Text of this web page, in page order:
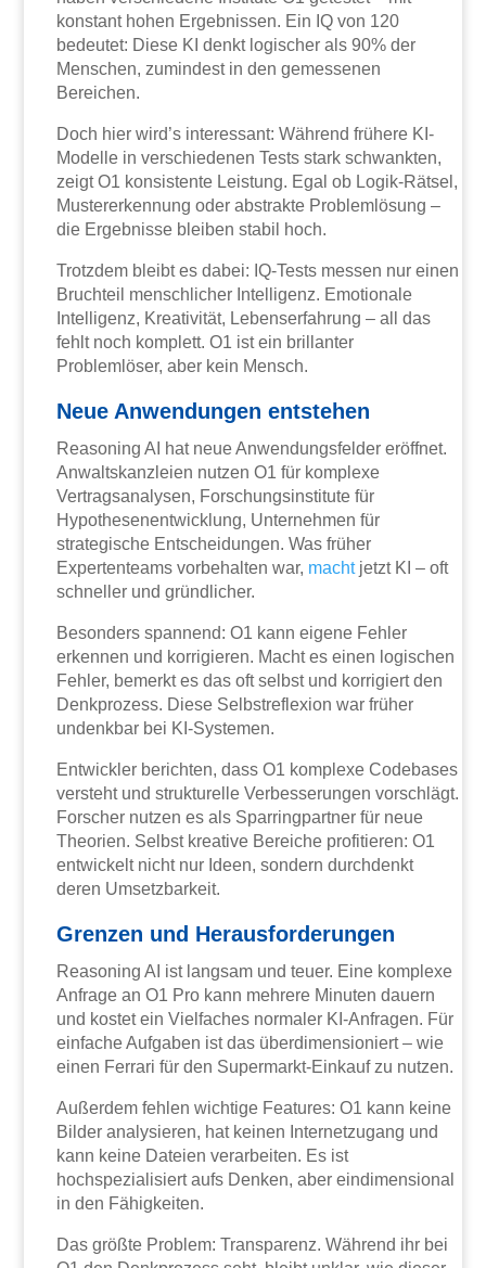
konstant hohen Ergebnissen. Ein IQ von 120
bedeutet: Diese KI denkt logischer als 90% der
Menschen, zumindest in den gemessenen
Bereichen.
Doch hier wird’s interessant: Während frühere KI-
Modelle in verschiedenen Tests stark schwankten,
zeigt O1 konsistente Leistung. Egal ob Logik-Rätsel,
Mustererkennung oder abstrakte Problemlösung –
die Ergebnisse bleiben stabil hoch.
Trotzdem bleibt es dabei: IQ-Tests messen nur einen
Bruchteil menschlicher Intelligenz. Emotionale
Intelligenz, Kreativität, Lebenserfahrung – all das
fehlt noch komplett. O1 ist ein brillanter
Problemlöser, aber kein Mensch.
Neue Anwendungen entstehen
Reasoning AI hat neue Anwendungsfelder eröffnet.
Anwaltskanzleien nutzen O1 für komplexe
Vertragsanalysen, Forschungsinstitute für
Hypothesenentwicklung, Unternehmen für
strategische Entscheidungen. Was früher
Expertenteams vorbehalten war, machtjetzt KI – oft
schneller und gründlicher.
Besonders spannend: O1 kann eigene Fehler
erkennen und korrigieren. Macht es einen logischen
Fehler, bemerkt es das oft selbst und korrigiert den
Denkprozess. Diese Selbstreflexion war früher
undenkbar bei KI-Systemen.
Entwickler berichten, dass O1 komplexe Codebases
versteht und strukturelle Verbesserungen vorschlägt.
Forscher nutzen es als Sparringpartner für neue
Theorien. Selbst kreative Bereiche profitieren: O1
entwickelt nicht nur Ideen, sondern durchdenkt
deren Umsetzbarkeit.
Grenzen und Herausforderungen
Reasoning AI ist langsam und teuer. Eine komplexe
Anfrage an O1 Pro kann mehrere Minuten dauern
und kostet ein Vielfaches normaler KI-Anfragen. Für
einfache Aufgaben ist das überdimensioniert – wie
einen Ferrari für den Supermarkt-Einkauf zu nutzen.
Außerdem fehlen wichtige Features: O1 kann keine
Bilder analysieren, hat keinen Internetzugang und
kann keine Dateien verarbeiten. Es ist
hochspezialisiert aufs Denken, aber eindimensional
in den Fähigkeiten.
Das größte Problem: Transparenz. Während ihr bei